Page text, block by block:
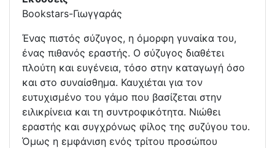
Bookstars-Γιωγγαράς
Ένας πιστός σύζυγος, η όµορφη γυναίκα του,
ένας πιθανός εραστής. Ο σύζυγος διαθέτει
πλούτη και ευγένεια, τόσο στην καταγωγή όσο
και στο συναίσθηµα. Καυχιέται για τον
ευτυχισµένο του γάµο που βασίζεται στην
ειλικρίνεια και τη συντροφικότητα. Νιώθει
εραστής και συγχρόνως φίλος της συζύγου του.
Όµως η εµφάνιση ενός τρίτου προσώπου